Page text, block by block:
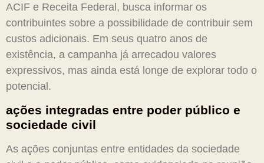
ACIF e Receita Federal, busca informar os
contribuintes sobre a possibilidade de contribuir sem
custos adicionais. Em seus quatro anos de
existência, a campanha já arrecadou valores
expressivos, mas ainda está longe de explorar todo o
potencial.
ações integradas entre poder público e
sociedade civil
As ações conjuntas entre entidades da sociedade